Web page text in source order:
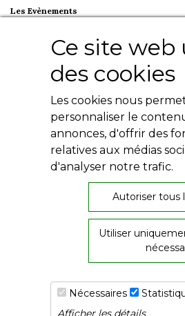
Ce site web
des cookies
Les cookies nous
personnaliser le
annonces, d'offrir des
relatives aux médias
d'analyser notre trafic.
Autoriser tous
Utiliser
Nécessaires
Afficher les détails
Les Evènements
Nuit de la Bouinotte
Besoin d'aide ?
Livres numériques
Mentions légales
Conditions générales
Politique de confidentialité
36000 Châteauroux
02 54 60 08 06